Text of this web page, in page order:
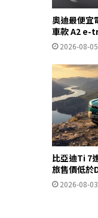
奧迪最便宜
車款 A2 e-
2026-08-05
比亞迪Ti 7
旅售價低
2026-08-03